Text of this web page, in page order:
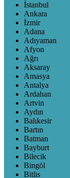
İstanbul
Ankara
İzmir
Adana
Adıyaman
Afyon
Ağrı
Aksaray
Amasya
Antalya
Ardahan
Artvin
Aydın
Balıkesir
Bartın
Batman
Bayburt
Bilecik
Bingöl
Bitlis